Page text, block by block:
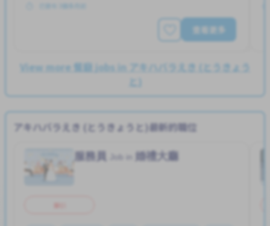
查看更多
View more 餐廳 jobs in アキハバラえき (とうきょう
と)
アキハバラえき (とうきょうと)最新的職位
服務員 婚禮大廳
兼职